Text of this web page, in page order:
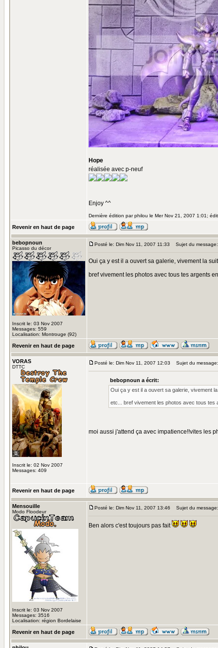
Hope
réalisée avec p-neuf
Enjoy ^^
Dernière édition par philou le Mer Nov 21, 2007 1:01;
Revenir en haut de page
bebopnoun
Picasso du décor
Inscrit le: 03 Nov 2007
Messages: 559
Localisation: Montrouge (92)
Posté le: Dim Nov 11, 2007 11:33 Sujet du message:
Oui ça y est il a ouvert sa galerie, vivement la
bref vivement les photos avec tous tes argents
Revenir en haut de page
VORAS
DTTC
Inscrit le: 02 Nov 2007
Messages: 409
Posté le: Dim Nov 11, 2007 12:03 Sujet du message:
bebopnoun a écrit:
Oui ça y est il a ouvert sa galerie, vivement
etc... bref vivement les photos avec tous
moi aussi j'attend ça avec impatience!!vites les
Revenir en haut de page
Mensouille
Modo Floodeur
Inscrit le: 03 Nov 2007
Messages: 3516
Localisation: région Bordelaise
Posté le: Dim Nov 11, 2007 13:46 Sujet du message:
Ben alors c'est toujours pas fait
Revenir en haut de page